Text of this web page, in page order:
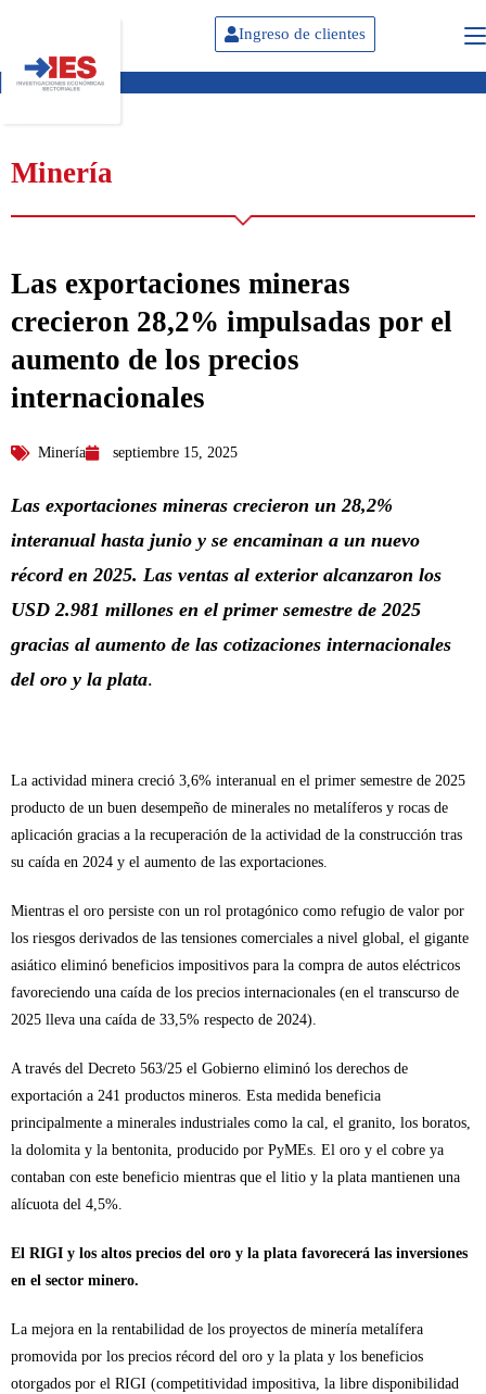
Ingreso de clientes
Minería
Las exportaciones mineras
crecieron 28,2% impulsadas por el
aumento de los precios
internacionales
Minería septiembre 15, 2025
Las exportaciones mineras crecieron un 28,2%
interanual hasta junio y se encaminan a un nuevo
récord en 2025. Las ventas al exterior alcanzaron los
USD 2.981 millones en el primer semestre de 2025
gracias al aumento de las cotizaciones internacionales
del oro y la plata.
La actividad minera creció 3,6% interanual en el primer semestre de 2025
producto de un buen desempeño de minerales no metalíferos y rocas de
aplicación gracias a la recuperación de la actividad de la construcción tras
su caída en 2024 y el aumento de las exportaciones.
Mientras el oro persiste con un rol protagónico como refugio de valor por
los riesgos derivados de las tensiones comerciales a nivel global, el gigante
asiático eliminó beneficios impositivos para la compra de autos eléctricos
favoreciendo una caída de los precios internacionales (en el transcurso de
2025 lleva una caída de 33,5% respecto de 2024).
A través del Decreto 563/25 el Gobierno eliminó los derechos de
exportación a 241 productos mineros. Esta medida beneficia
principalmente a minerales industriales como la cal, el granito, los boratos,
la dolomita y la bentonita, producido por PyMEs. El oro y el cobre ya
contaban con este beneficio mientras que el litio y la plata mantienen una
alícuota del 4,5%.
El RIGI y los altos precios del oro y la plata favorecerá las inversiones
en el sector minero.
La mejora en la rentabilidad de los proyectos de minería metalífera
promovida por los precios récord del oro y la plata y los beneficios
otorgados por el RIGI (competitividad impositiva, la libre disponibilidad